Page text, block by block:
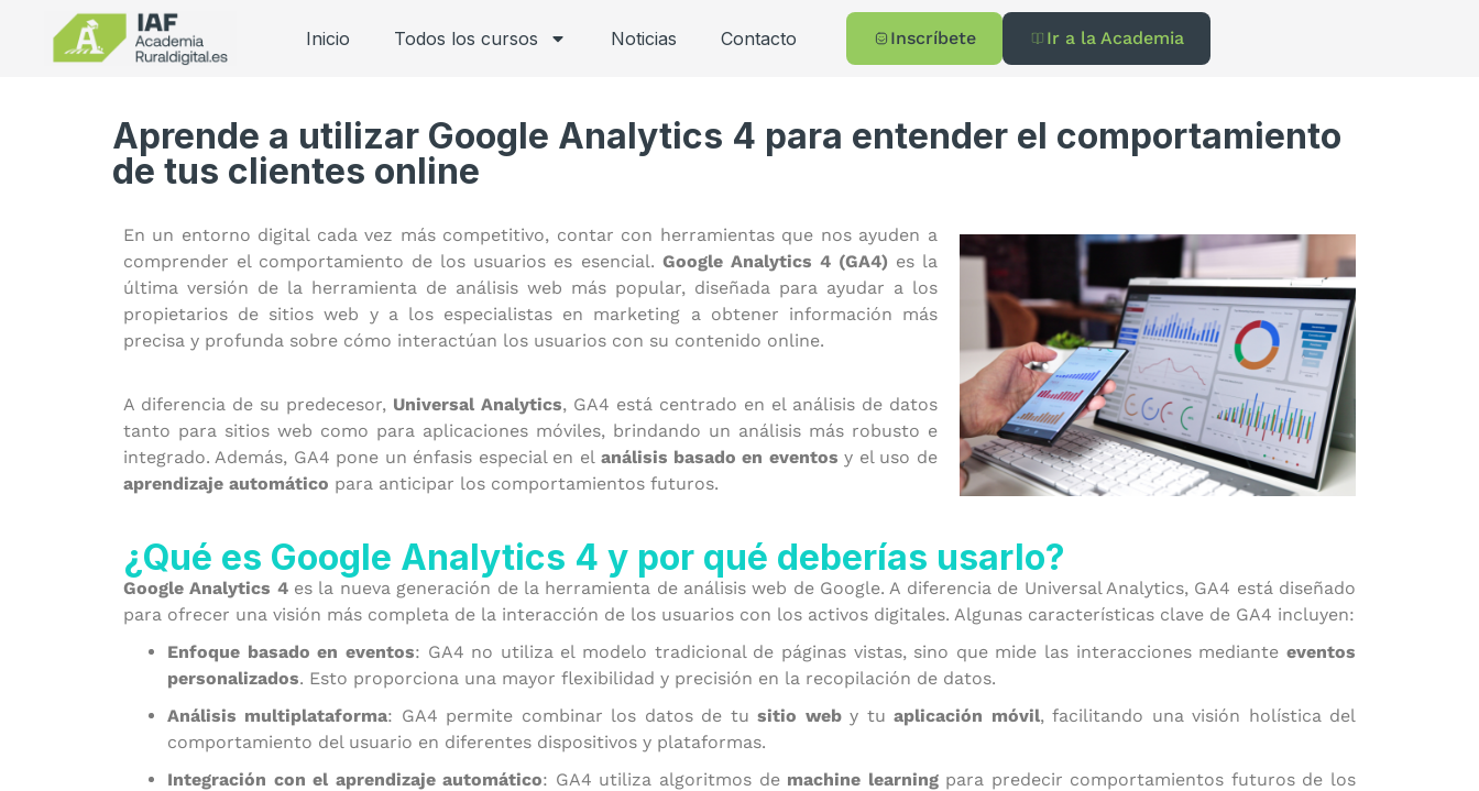
Inicio Todos los cursos Noticias Contacto Inscríbete Ir a la Academia
Aprende a utilizar Google Analytics 4 para entender el comportamiento
de tus clientes online
En un entorno digital cada vez más competitivo, contar con herramientas que nos ayuden a
comprender el comportamiento de los usuarios es esencial. Google Analytics 4 (GA4) es la
última versión de la herramienta de análisis web más popular, diseñada para ayudar a los
propietarios de sitios web y a los especialistas en marketing a obtener información más
precisa y profunda sobre cómo interactúan los usuarios con su contenido online.
A diferencia de su predecesor, Universal Analytics, GA4 está centrado en el análisis de datos
tanto para sitios web como para aplicaciones móviles, brindando un análisis más robusto e
integrado. Además, GA4 pone un énfasis especial en el análisis basado en eventos y el uso de
aprendizaje automático para anticipar los comportamientos futuros.
¿Qué es Google Analytics 4 y por qué deberías usarlo?
Google Analytics 4es la nueva generación de la herramienta de análisis web de Google. A diferencia de Universal Analytics, GA4 está diseñado
para ofrecer una visión más completa de la interacción de los usuarios con los activos digitales. Algunas características clave de GA4 incluyen:
Enfoque basado en eventos: GA4 no utiliza el modelo tradicional de páginas vistas, sino que mide las interacciones medianteeventos
personalizados. Esto proporciona una mayor flexibilidad y precisión en la recopilación de datos.
Análisis multiplataforma: GA4 permite combinar los datos de tusitio weby tuaplicación móvil, facilitando una visión holística del
comportamiento del usuario en diferentes dispositivos y plataformas.
Integración con el aprendizaje automático: GA4 utiliza algoritmos de machine learningpara predecir comportamientos futuros de los